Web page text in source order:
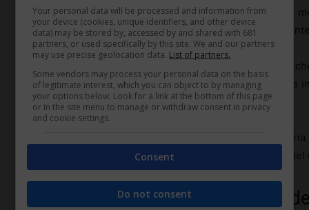
prevede la copertura totale delle eventuali spese
riabilitazioni lunghe e specifiche come la fisioterapia
Inoltre, è fondamentale che tali polizze forniscano
del lavoratore, nel caso in cui si verifichino eventi che
termine del dipendente.
Ciò non solo fornisce una rete di sicurezza
mantenere alti i livelli di fiducia e lealtà nei confronti
Vantaggi competitivi per i
Your personal data will be processed and information from
your device (cookies, unique identifiers, and other device
data) may be stored by, accessed by and shared with 681
partners, or used specifically by this site. We and our partners
may use precise geolocation data. List of partners.
Some vendors may process your personal data on the basis
of legitimate interest, which you can object to by managing
your options below. Look for a link at the bottom of this page
or in the site menu to manage or withdraw consent in privacy
and cookie settings.
Consent
Do not consent